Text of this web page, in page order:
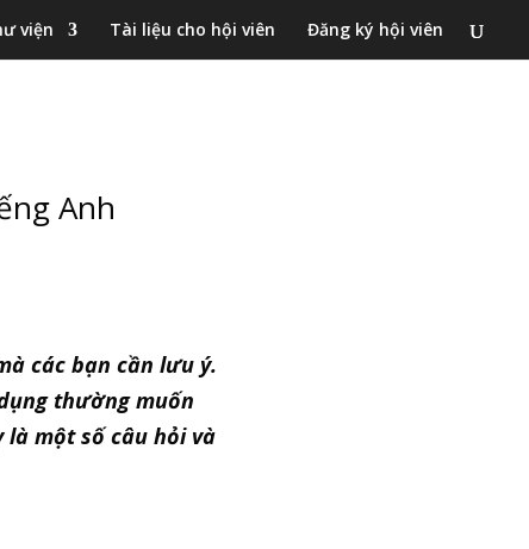
viện Tài liệu cho hội viên Đăng ký hội viên
Anh
các bạn cần lưu ý.
thường muốn
là một số câu hỏi và